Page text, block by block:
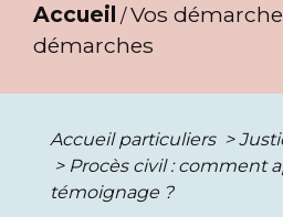
Accueil /Vos
démarches
Accueil particuliers >
> Procès civil : comment
témoignage ?